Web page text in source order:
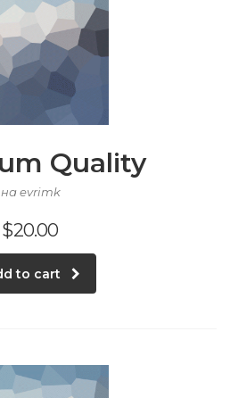
Quality
на evrimk
$20.00
to cart